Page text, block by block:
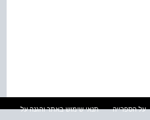
על הספרייה
תנאי שימוש באתר והגנה על